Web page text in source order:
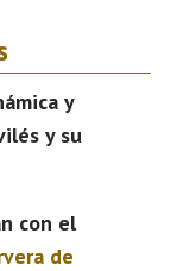
y
y su
con el
de